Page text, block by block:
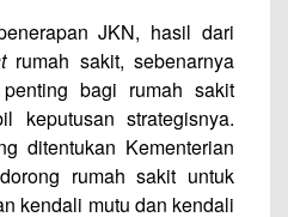
JKN, hasil dari
rumah sakit, sebenarnya
bagi rumah sakit
keputusan strategisnya.
ditentukan Kementerian
rumah sakit untuk
kendali mutu dan kendali